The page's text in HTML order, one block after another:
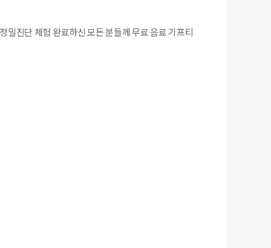
밀진단 체험 완료하신 모든 분들께 무료 음료 기프티